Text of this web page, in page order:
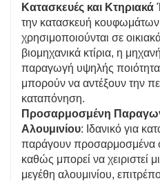
Κατασκευές και
την κατασκευή κουφωμάτων
χρησιμοποιούνται σε
βιομηχανικά κτίρια, η
παραγωγή υψηλής
μπορούν να αντέξουν την
καταπόνηση.
Προσαρμοσμένη
Αλουμινίου: Ιδανικό για
παράγουν προσαρμοσμένα
καθώς μπορεί να χειριστεί
μεγέθη αλουμινίου,